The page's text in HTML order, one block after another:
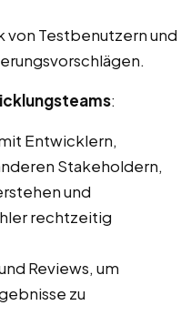
von Testbenutzern und
:
Entwicklern,
Stakeholdern,
und
rechtzeitig
Reviews, um
zu